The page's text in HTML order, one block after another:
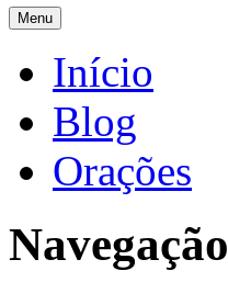
Menu
Início
Blog
Orações